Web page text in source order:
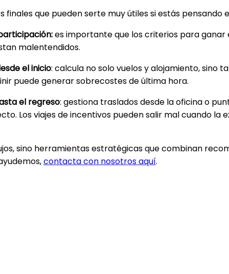
que pueden serte muy útiles si estás pensando
es importante que los criterios para
malentendidos.
el inicio: calcula no solo vuelos y alojamiento, sino
puede generar sobrecostes de última hora.
el regreso: gestiona traslados desde la oficina o
Los viajes de incentivos pueden salir mal cuando
sino herramientas estratégicas que combinan
contacta con nosotros aquí.